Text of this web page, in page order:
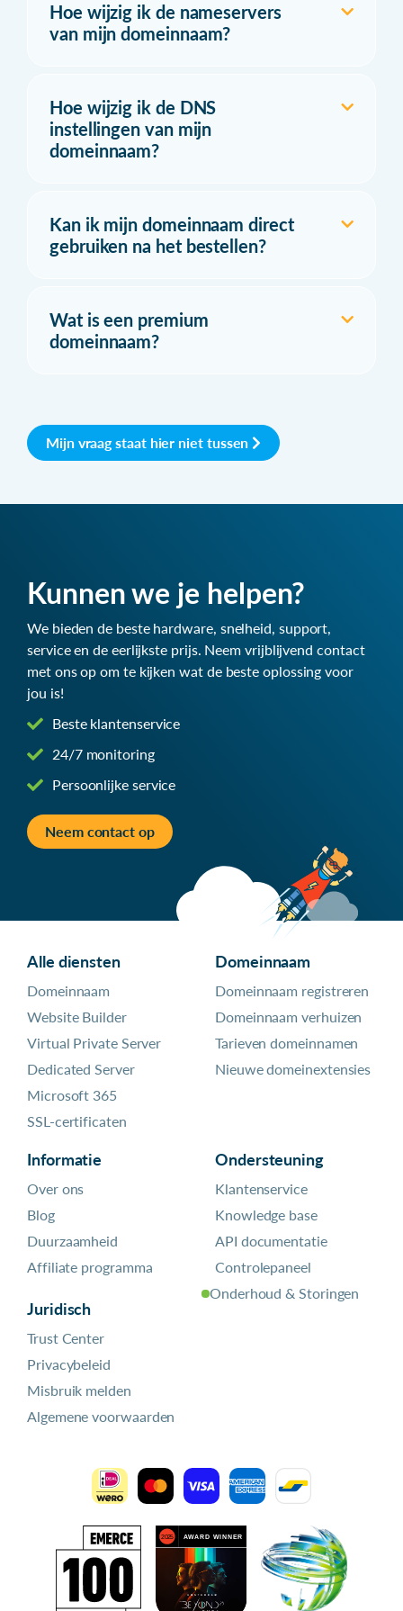
Hoe wijzig ik de nameservers
van mijn domeinnaam?
Hoe wijzig ik de DNS
instellingen van mijn
domeinnaam?
Kan ik mijn domeinnaam direct
gebruiken na het bestellen?
Wat is een premium
domeinnaam?
Mijn vraag staat hier niet tussen
Kunnen we je helpen?
We bieden de beste hardware, snelheid, support,
service en de eerlijkste prijs. Neem vrijblijvend contact
met ons op om te kijken wat de beste oplossing voor
jou is!
Beste klantenservice
24/7 monitoring
Persoonlijke service
Neem contact op
Alle diensten
Domeinnaam
Website Builder
Virtual Private Server
Dedicated Server
Microsoft 365
SSL-certificaten
Domeinnaam
Domeinnaam registreren
Domeinnaam verhuizen
Tarieven domeinnamen
Nieuwe domeinextensies
Informatie
Over ons
Blog
Duurzaamheid
Affiliate programma
Juridisch
Trust Center
Privacybeleid
Misbruik melden
Algemene voorwaarden
Ondersteuning
Klantenservice
Knowledge base
API documentatie
Controlepaneel
Onderhoud & Storingen